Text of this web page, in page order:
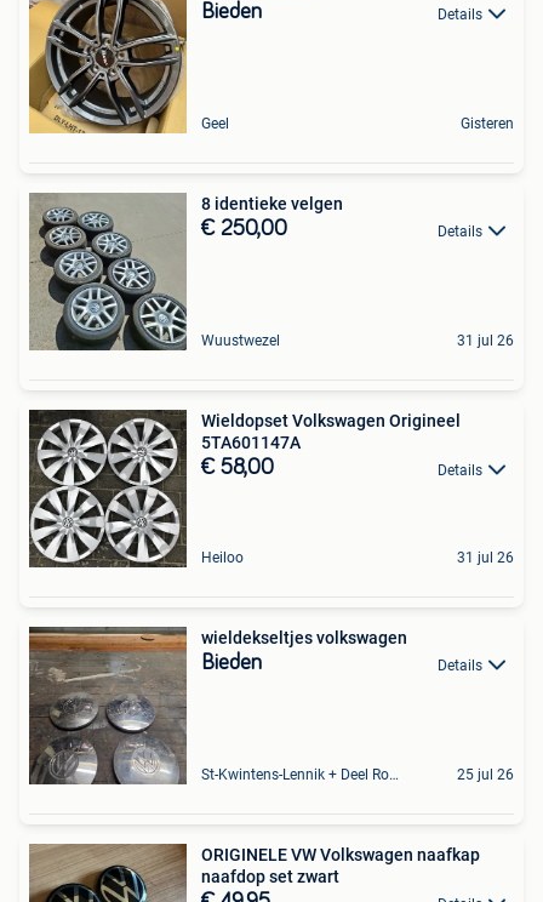
Bieden Details
Geel Gisteren
8 identieke velgen
€ 250,00 Details
Wuustwezel 31 jul 26
Wieldopset Volkswagen Origineel
5TA601147A
€ 58,00 Details
Heiloo 31 jul 26
wieldekseltjes volkswagen
Bieden Details
St-Kwintens-Lennik + Deel Roosdaal 25 jul 26
ORIGINELE VW Volkswagen naafkap
naafdop set zwart